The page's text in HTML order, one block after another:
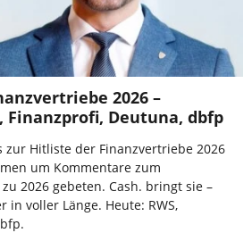
2026 –
Finanzprofi, Deutuna, dbfp
zur Hitliste der Finanzvertriebe 2026
um Kommentare zum
2026 gebeten. Cash. bringt sie –
in voller Länge. Heute: RWS,